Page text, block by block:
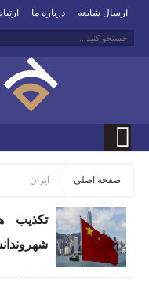
ارسال شایعه درباره ما
صفحه اصلی ایران
تکذیب